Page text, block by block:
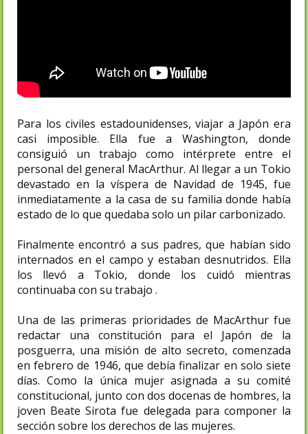
Para los civiles estadounidenses, viajar a Japón era
casi imposible. Ella fue a Washington, donde
consiguió un trabajo como intérprete entre el
personal del general MacArthur. Al llegar a un Tokio
devastado en la víspera de Navidad de 1945, fue
inmediatamente a la casa de su familia donde había
estado de lo que quedaba solo un pilar carbonizado.
Finalmente encontró a sus padres, que habían sido
internados en el campo y estaban desnutridos. Ella
los llevó a Tokio, donde los cuidó mientras
continuaba con su trabajo .
Una de las primeras prioridades de MacArthur fue
redactar una constitución para el Japón de la
posguerra, una misión de alto secreto, comenzada
en febrero de 1946, que debía finalizar en solo siete
días. Como la única mujer asignada a su comité
constitucional, junto con dos docenas de hombres, la
joven Beate Sirota fue delegada para componer la
sección sobre los derechos de las mujeres.